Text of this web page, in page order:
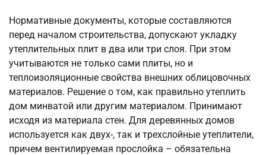
Нормативные документы, которые составляются
перед началом строительства, допускают укладку
утеплительных плит в два или три слоя. При этом
учитываются не только сами плиты, но и
теплоизоляционные свойства внешних облицовочных
материалов. Решение о том, как правильно утеплить
дом минватой или другим материалом. Принимают
исходя из материала стен. Для деревянных домов
используется как двух-, так и трехслойные утеплители,
причем вентилируемая прослойка – обязательна